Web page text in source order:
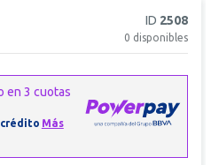
ID 2508
0 disponibles